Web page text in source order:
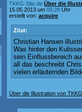
TKKG-Site.de Über die
15.05.2013 um 06:28 Uhr
erstellt von: acquire
Zitat:
Christian Hansen
Was hinter den
sein Einflussbereich
all das beschreibt
vielen erläuternden
Über die Illustration von